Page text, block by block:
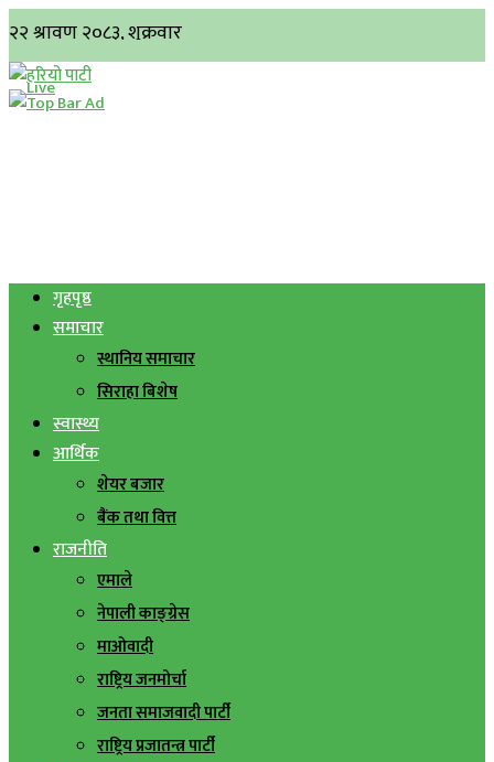
गृहपृष्ठ
समाचार
स्थानिय समाचार
सिराहा बिशेष
स्वास्थ्य
आर्थिक
शेयर बजार
बैंक तथा वित्त
राजनीति
एमाले
नेपाली काङ्ग्रेस
माओवादी
राष्ट्रिय जनमोर्चा
जनता समाजवादी पार्टी
राष्ट्रिय प्रजातन्त्र पार्टी